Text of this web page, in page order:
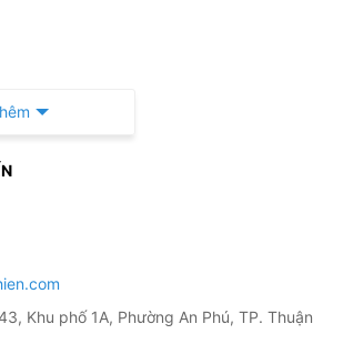
Khu phố 1A, Phường An Phú, TP. Thuận